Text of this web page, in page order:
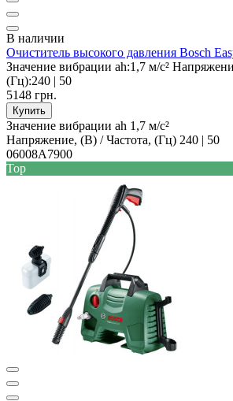
В наличии
Очиститель высокого давления Bosch
Значение вибрации ah:1,7 м/с²
(Гц):240 | 50
5148 грн.
Купить
Значение вибрации ah 1,7 м/с²
Напряжение, (В) / Частота, (Гц) 240 | 50
06008A7900
Top